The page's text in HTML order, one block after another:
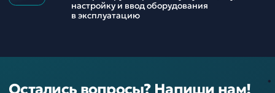
настройку и ввод оборудования
в эксплуатацию
Остались вопросы? Напиши нам!